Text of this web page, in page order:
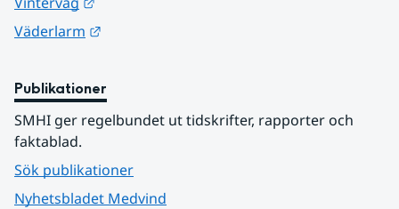
Väderlarm
Publikationer
SMHI ger regelbundet ut tidskrifter, rapporter och
faktablad.
Sök publikationer
Nyhetsbladet Medvind